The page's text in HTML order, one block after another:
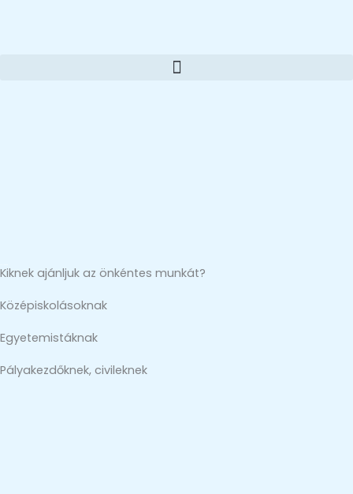
Kiknek ajánljuk az önkéntes munkát?
Középiskolásoknak
Egyetemistáknak​
Pályakezdőknek, civileknek​